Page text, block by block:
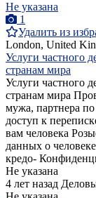
Не указана
1
Удалить из
London, United
Услуги частного
странам мира
Услуги частного
странам мира
мужа, партнера
доступ к
вам человека
данных о
кредо-
Не указана
4 лет назад